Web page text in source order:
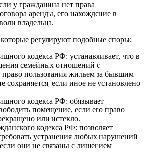
у гражданина нет права
аренды, его нахождение в
владельца.
регулируют подобные споры:
кодекса РФ: устанавливает, что в
семейных отношений с
право пользования жильем за бывшим
сохраняется, если иное не установлено
кодекса РФ: обязывает
помещение, если его право
или истекло.
кодекса РФ: позволяет
устранения любых нарушений
они не связаны с лишением